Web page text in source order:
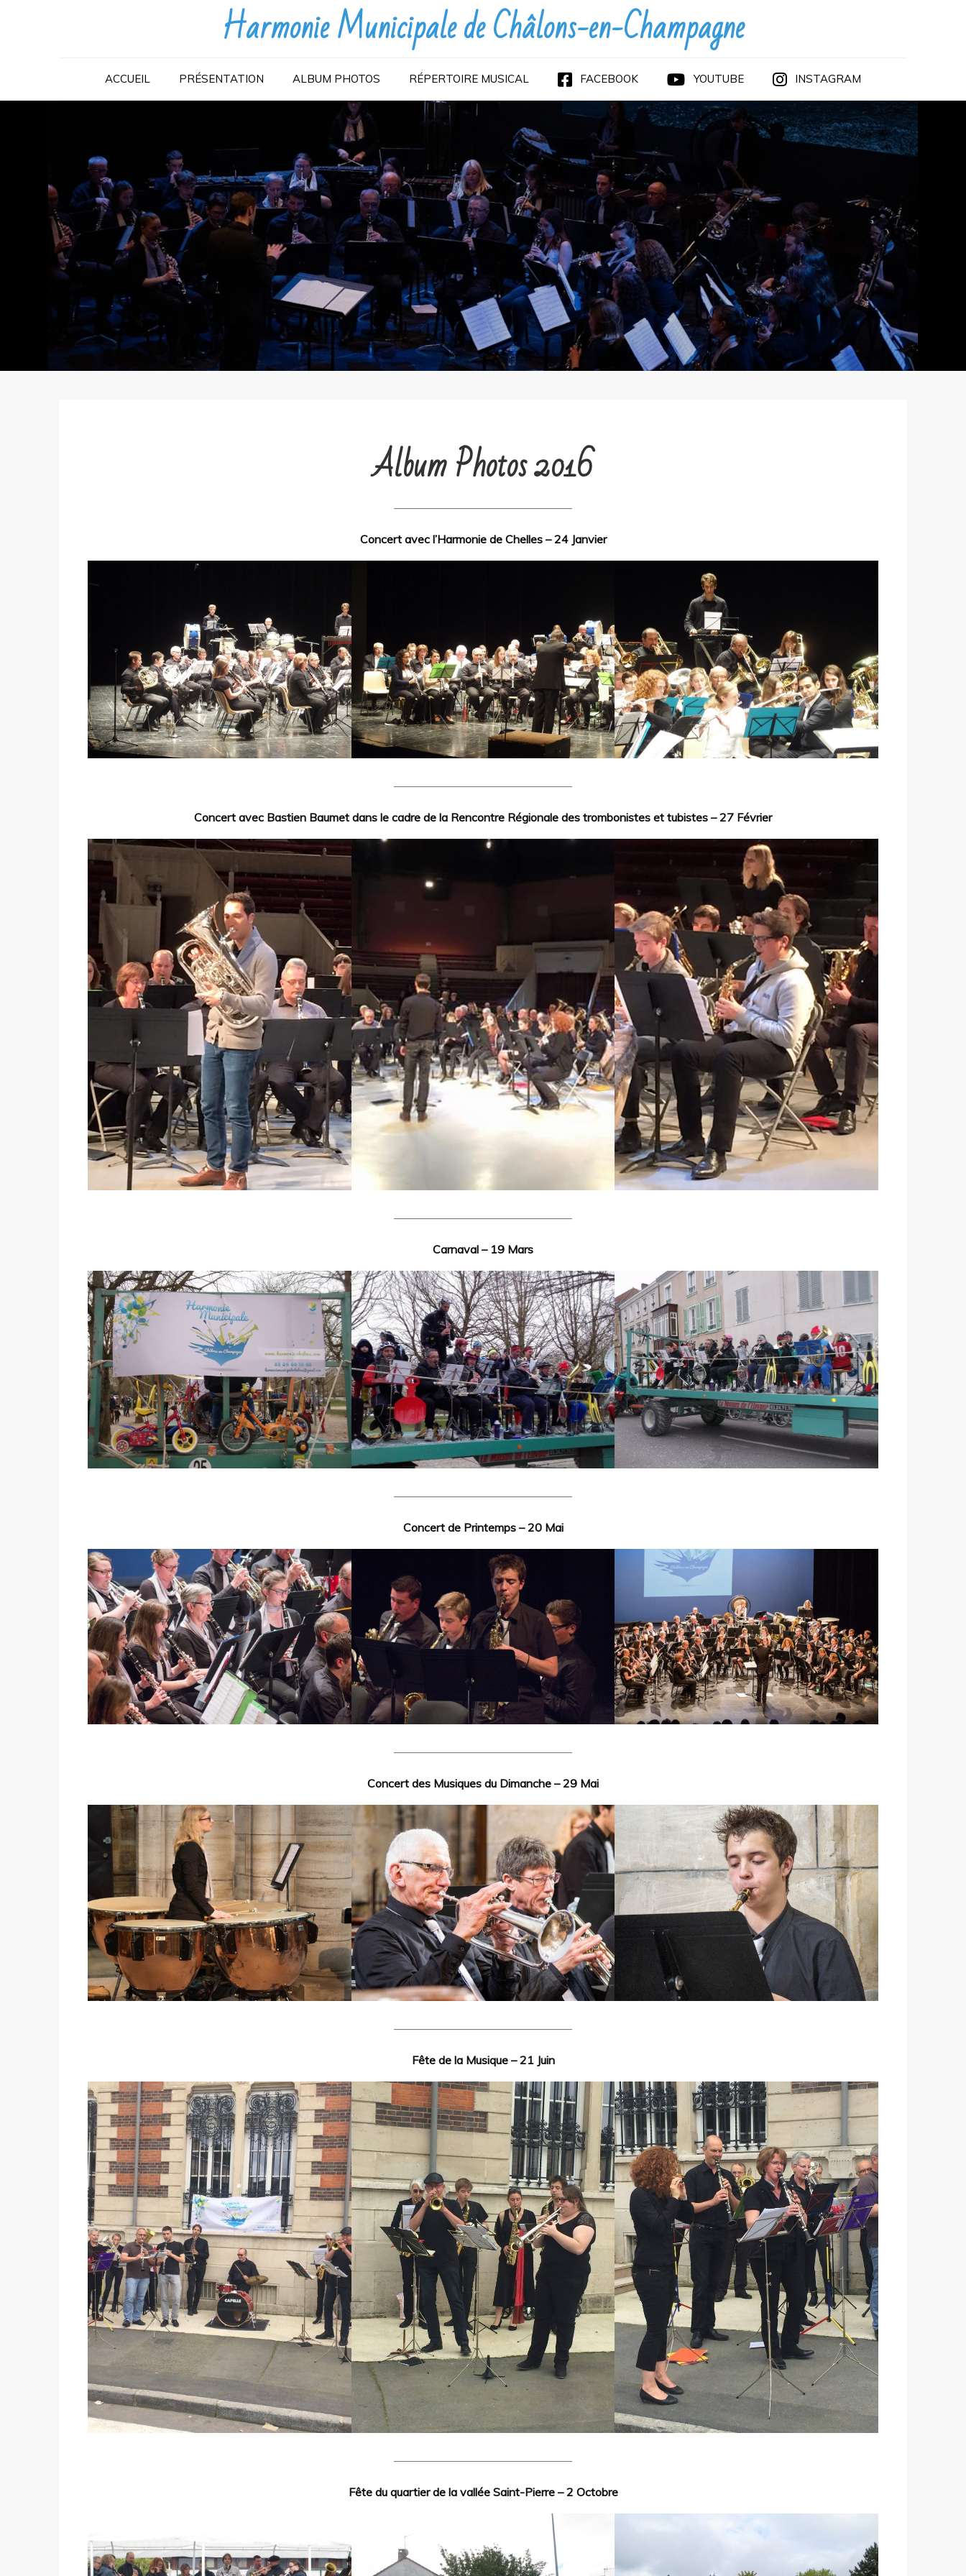
Harmonie Municipale de Châlons-en-Champagne
ACCUEIL PRÉSENTATION ALBUM PHOTOS RÉPERTOIRE MUSICAL FACEBOOK YOUTUBE INSTAGRAM
Album Photos 2016
———————————————–
Concert avec l’Harmonie de Chelles – 24 Janvier
———————————————–
Concert avec Bastien Baumet dans le cadre de la Rencontre Régionale des trombonistes et tubistes – 27 Février
———————————————–
Carnaval – 19 Mars
———————————————–
Concert de Printemps – 20 Mai
———————————————–
Concert des Musiques du Dimanche – 29 Mai
———————————————–
Fête de la Musique – 21 Juin
———————————————–
Fête du quartier de la vallée Saint-Pierre – 2 Octobre